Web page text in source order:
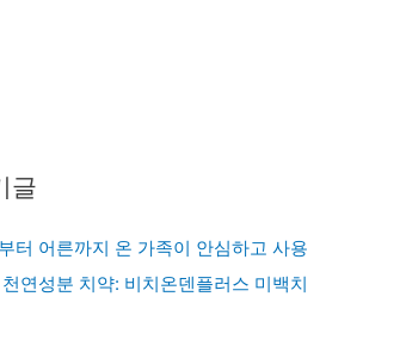
글
터 어른까지 온 가족이 안심하고 사용
연성분 치약: 비치온덴플러스 미백치